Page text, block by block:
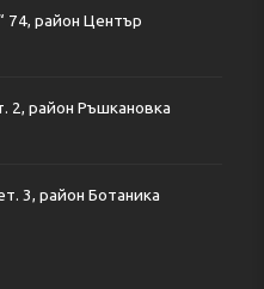
74, район Център
2, район Ръшкановка
3, район Ботаника